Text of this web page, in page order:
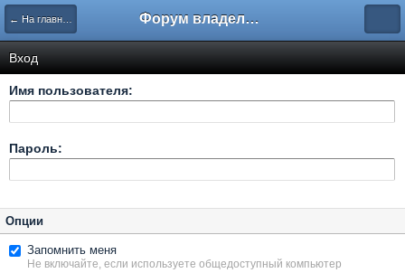
← На главную Форум владельцев интернет-магазинов
Вход
Имя пользователя:
Пароль:
Опции
Запомнить меня
Не включайте, если используете общедоступный компьютер